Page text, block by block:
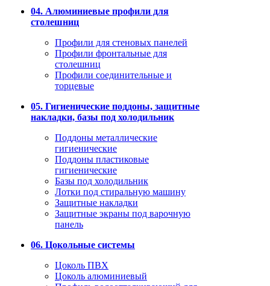
04. Алюминиевые профили для
столешниц
Профили для стеновых панелей
Профили фронтальные для
столешниц
Профили соединительные и
торцевые
05. Гигиенические поддоны, защитные
накладки, базы под холодильник
Поддоны металлические
гигиенические
Поддоны пластиковые
гигиенические
Базы под холодильник
Лотки под стиральную машину
Защитные накладки
Защитные экраны под варочную
панель
06. Цокольные системы
Цоколь ПВХ
Цоколь алюминиевый